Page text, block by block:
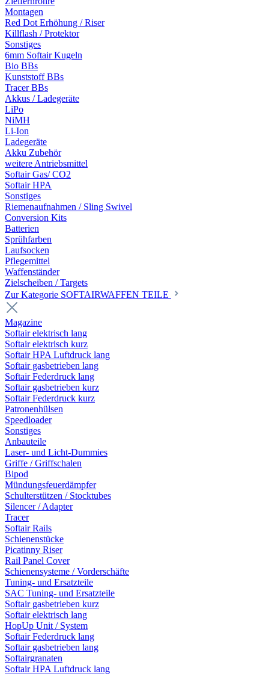
Montagen
Red Dot Erhöhung / Riser
Killflash / Protektor
Sonstiges
6mm Softair Kugeln
Bio BBs
Kunststoff BBs
Tracer BBs
Akkus / Ladegeräte
LiPo
NiMH
Li-Ion
Ladegeräte
Akku Zubehör
weitere Antriebsmittel
Softair Gas/ CO2
Softair HPA
Sonstiges
Riemenaufnahmen / Sling Swivel
Conversion Kits
Batterien
Sprühfarben
Laufsocken
Pflegemittel
Waffenständer
Zielscheiben / Targets
Zur Kategorie SOFTAIRWAFFEN TEILE
Magazine
Softair elektrisch lang
Softair elektrisch kurz
Softair HPA Luftdruck lang
Softair gasbetrieben lang
Softair Federdruck lang
Softair gasbetrieben kurz
Softair Federdruck kurz
Patronenhülsen
Speedloader
Sonstiges
Anbauteile
Laser- und Licht-Dummies
Griffe / Griffschalen
Bipod
Mündungsfeuerdämpfer
Schulterstützen / Stocktubes
Silencer / Adapter
Tracer
Softair Rails
Schienenstücke
Picatinny Riser
Rail Panel Cover
Schienensysteme / Vorderschäfte
Tuning- und Ersatzteile
SAC Tuning- und Ersatzteile
Softair gasbetrieben kurz
Softair elektrisch lang
HopUp Unit / System
Softair Federdruck lang
Softair gasbetrieben lang
Softairgranaten
Softair HPA Luftdruck lang